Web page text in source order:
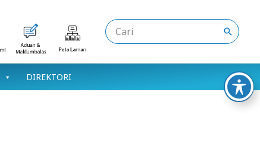
Search
for:
DIREKTORI